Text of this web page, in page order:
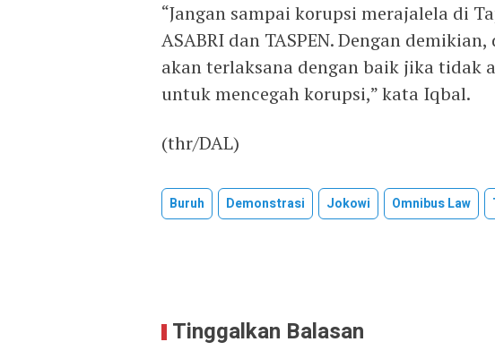
“Jangan sampai korupsi merajalela di
ASABRI dan TASPEN. Dengan
akan terlaksana dengan baik jika tidak
untuk mencegah korupsi,” kata Iqbal.
(thr/DAL)
Buruh Demonstrasi Jokowi Omnibus Law
Tinggalkan Balasan